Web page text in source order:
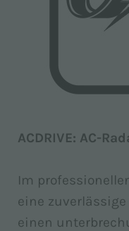
ACDRIVE: AC-
Im
eine
einen